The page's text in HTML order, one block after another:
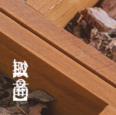
痛
リウマチ性関節
女性
取扱い商品【２】